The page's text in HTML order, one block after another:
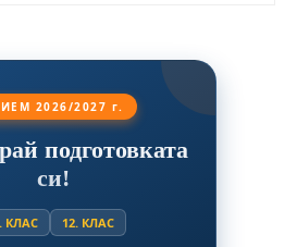
2026/2027 г.
подготовката
си!
КЛАС 12. КЛАС